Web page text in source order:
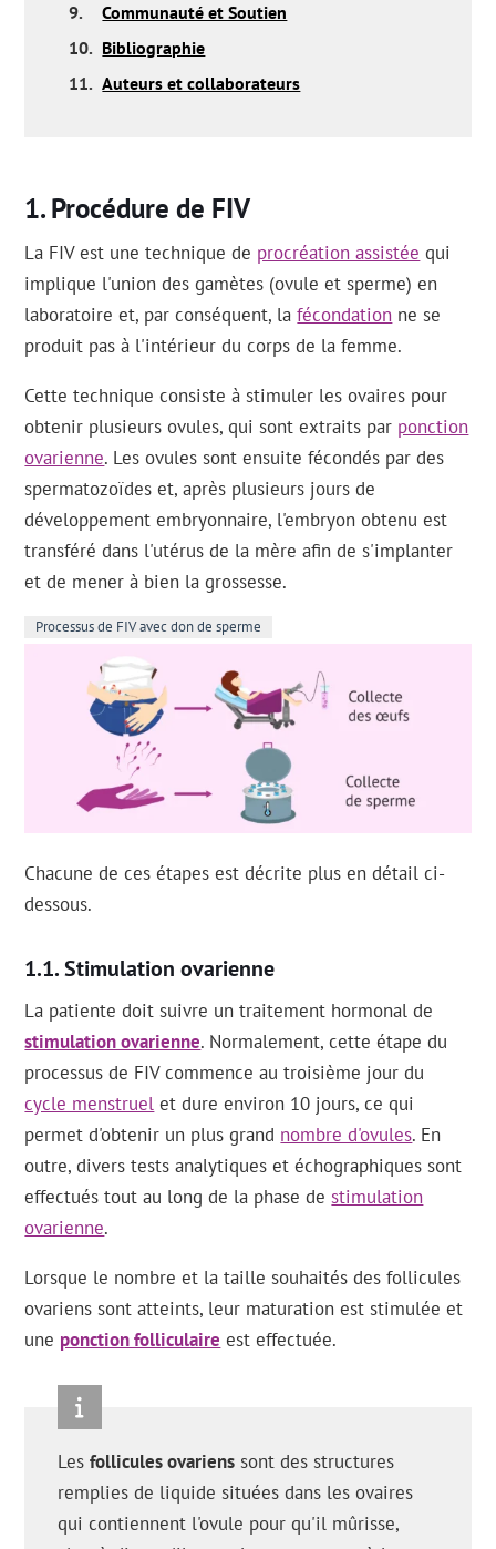
9.
Communauté et Soutien
10. Bibliographie
11. Auteurs et collaborateurs
Procédure de FIV
La FIV est une technique de procréation assistée qui
implique l'union des gamètes (ovule et sperme) en
laboratoire et, par conséquent, lafécondation ne se
produit pas à l'intérieur du corps de la femme.
Cette technique consiste à stimuler les ovaires pour
obtenir plusieurs ovules, qui sont extraits par ponction
ovarienne. Les ovules sont ensuite fécondés par des
spermatozoïdes et, après plusieurs jours de
développement embryonnaire, l'embryon obtenu est
transféré dans l'utérus de la mère afin de s'implanter
et de mener à bien la grossesse.
Processus de FIV avec don de sperme
Chacune de ces étapes est décrite plus en détail ci-
dessous.
Stimulation ovarienne
La patiente doit suivre un traitement hormonal de
stimulation ovarienne. Normalement, cette étape du
processus de FIV commence au troisième jour du
cycle menstruel et dure environ 10 jours, ce qui
permet d'obtenir un plus grand nombre d'ovules. En
outre, divers tests analytiques et échographiques sont
effectués tout au long de la phase destimulation
ovarienne.
Lorsque le nombre et la taille souhaités des follicules
ovariens sont atteints, leur maturation est stimulée et
une ponction folliculaire est effectuée.
Lesfollicules ovariens sont des structures
remplies de liquide situées dans les ovaires
qui contiennent l'ovule pour qu'il mûrisse,